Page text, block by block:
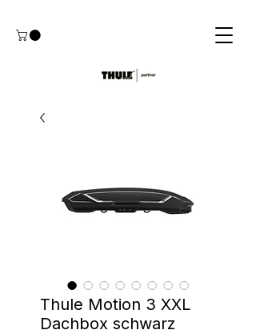
Thule Motion 3 XXL
Dachbox schwarz